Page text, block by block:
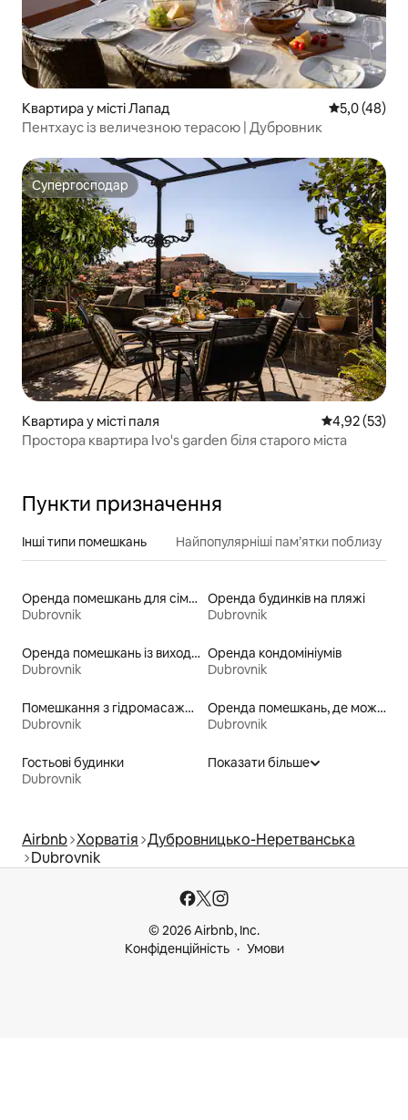
Квартира у місті Лапад Середня
5,0 (48)
Пентхаус із величезною терасою | Дубровник
Супергосподар
Супергосподар
Квартира у місті паля Середня
4,92 (53)
Простора квартира Ivo's garden біля старого міста
Пункти призначення
Інші типи помешкань Найпопулярніші пам’ятки поблизу
Оренда помешкань для сімей
Dubrovnik
Оренда будинків на пляжі
Dubrovnik
Оренда помешкань із виходом до пляжу
Dubrovnik
Оренда кондомініумів
Dubrovnik
Помешкання з гідромасажною ванною
Dubrovnik
Оренда помешкань, де можна перебувати з домашніми тваринами
Dubrovnik
Гостьові будинки
Dubrovnik
Показати більше
Airbnb Хорватія Дубровницько-Неретванська
Dubrovnik
© 2026 Airbnb, Inc.
Конфіденційність
Умови